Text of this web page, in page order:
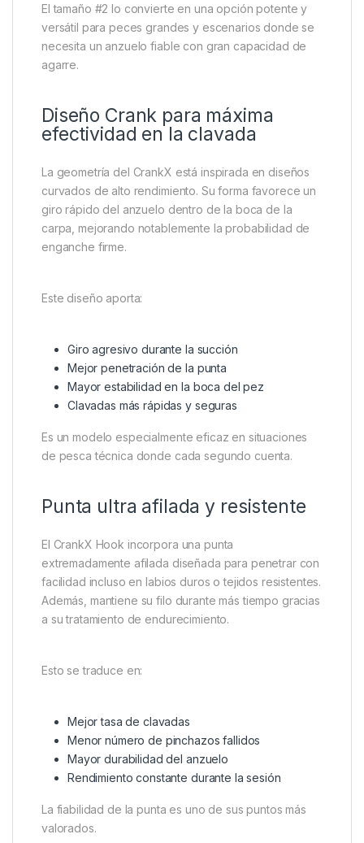
El tamaño #2 lo convierte en una opción potente y
versátil para peces grandes y escenarios donde se
necesita un anzuelo fiable con gran capacidad de
agarre.
Diseño Crank para máxima
efectividad en la clavada
La geometría del CrankX está inspirada en diseños
curvados de alto rendimiento. Su forma favorece un
giro rápido del anzuelo dentro de la boca de la
carpa, mejorando notablemente la probabilidad de
enganche firme.
Este diseño aporta:
Giro agresivo durante la succión
Mejor penetración de la punta
Mayor estabilidad en la boca del pez
Clavadas más rápidas y seguras
Es un modelo especialmente eficaz en situaciones
de pesca técnica donde cada segundo cuenta.
Punta ultra afilada y resistente
El CrankX Hook incorpora una punta
extremadamente afilada diseñada para penetrar con
facilidad incluso en labios duros o tejidos resistentes.
Además, mantiene su filo durante más tiempo gracias
a su tratamiento de endurecimiento.
Esto se traduce en:
Mejor tasa de clavadas
Menor número de pinchazos fallidos
Mayor durabilidad del anzuelo
Rendimiento constante durante la sesión
La fiabilidad de la punta es uno de sus puntos más
valorados.